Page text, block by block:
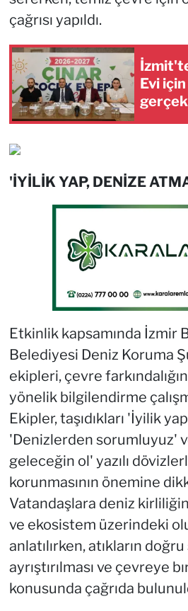
çağrısı yapıldı.
Evi
'İYİLİK YAP, DENİZE
Etkinlik kapsamında İzmir
Belediyesi Deniz Koruma
ekipleri, çevre
yönelik bilgilendirme
Ekipler, taşıdıkları 'İyilik
'Denizlerden sorumluyuz'
geleceğin ol' yazılı
korunmasının önemine
Vatandaşlara deniz
ve ekosistem üzerindeki
anlatılırken, atıkların
ayrıştırılması ve çevreye
konusunda çağrıda